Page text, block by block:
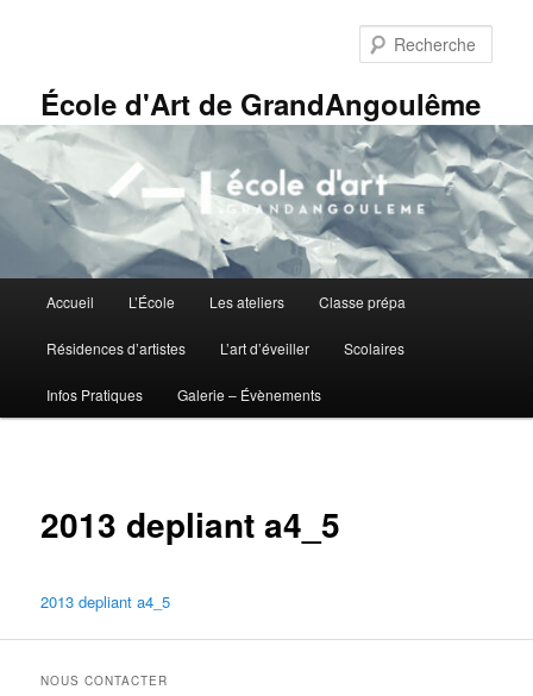
principalÉcole d'Art de GrandAngoulême
principal
Accueil L’École Les ateliers Classe prépa
Résidences d’artistes L’art d’éveiller Scolaires
Infos Pratiques Galerie – Évènements
2013 depliant a4_5
2013 depliant a4_5
NOUS CONTACTER